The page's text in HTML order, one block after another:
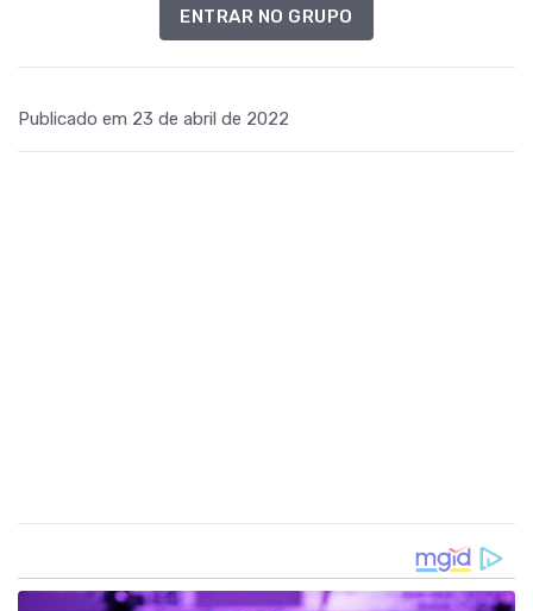
ENTRAR NO GRUPO
Publicado em 23 de abril de 2022